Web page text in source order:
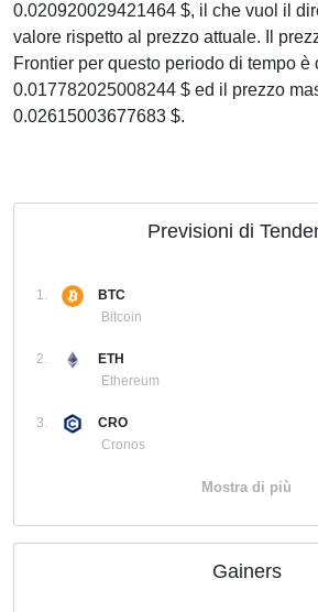
0.020920029421464 $, il che vuol il
valore rispetto al prezzo attuale. Il
Frontier per questo periodo di tempo è
0.017782025008244 $ ed il prezzo
0.02615003677683 $.
Previsioni di
1.
BTC
Bitcoin
2.
ETH
Ethereum
3.
CRO
Cronos
Mostra di più
Gainers